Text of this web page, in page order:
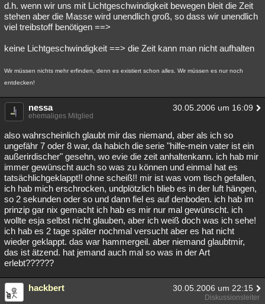
d.h. wenn wir uns mit Lichtgeschwindigkeit bewegen bleit die Zeit
stehen aber die Masse wird unendlich groß, so dass wir unendlich
viel treibstoff benötigen ==>
keine Lichtgeschwindigkeit ==> die Zeit kann man nicht aufhalten
Wir müssen nichts mehr erfinden, denn es existiert schon alles. Wir müssen es nur noch
entdecken!
nessa 30.05.2006 um 16:09
ehemaliges Mitglied
also wahrscheinlich glaubt mir das niemand, aber als ich so
ungefähr 7 oder 8 war, da habich die serie "hilfe-mein vater ist ein
außerirdischer" gesehn, wo evie die zeit anhaltenkann. ich hab mir
immer gewünscht auch so was zu können und einmal hat es
tatsächlichgeklappt!! ohne scheiß!! mir ist was vom tisch gefallen,
ich hab mich erschrocken, undplötzlich blieb es in der luft hängen,
so 2 sekunden oder so und dann fiel es auf denboden. ich hab im
prinzip gar nix gemacht ich hab es mir nur mal gewünscht. ich
wollte esja selbst nicht glauben, aber ich weiß doch was ich sehe!
ich hab es 2 tage später nochmal versucht aber es hat nicht
wieder geklappt. das war hammergeil. aber niemand glaubtmir,
das ist ätzend. hat jemand auch mal so was in der Art
erlebt??????
hackbert 30.05.2006 um 22:15
Diskussionsleiter